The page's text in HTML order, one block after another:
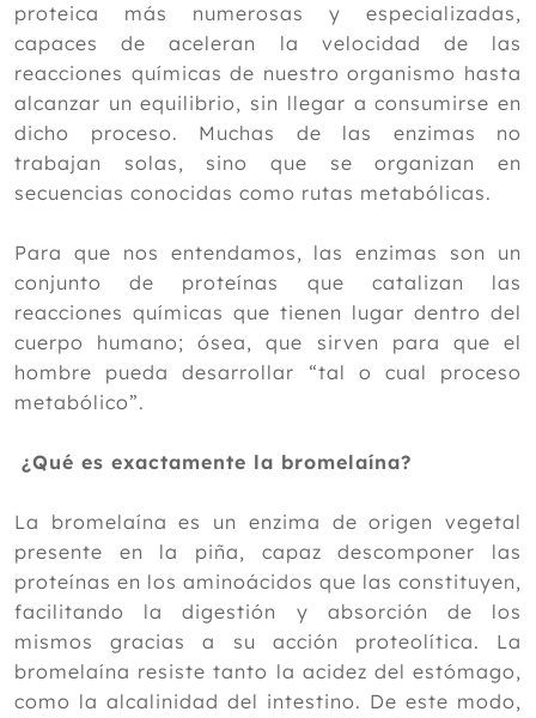
2021
2020
2019
2018
2017
2015
2014
2013
proteica más numerosas y especializadas,
capaces de aceleran la velocidad de las
reacciones químicas de nuestro organismo hasta
alcanzar un equilibrio, sin llegar a consumirse en
dicho proceso. Muchas de las enzimas no
trabajan solas, sino que se organizan en
secuencias conocidas como rutas metabólicas.
Para que nos entendamos, las enzimas son un
conjunto de proteínas que catalizan las
reacciones químicas que tienen lugar dentro del
cuerpo humano; ósea, que sirven para que el
hombre pueda desarrollar “tal o cual proceso
metabólico”.
¿Qué es exactamente la bromelaína?
La bromelaína es un enzima de origen vegetal
presente en la piña, capaz descomponer las
proteínas en los aminoácidos que las constituyen,
facilitando la digestión y absorción de los
mismos gracias a su acción proteolítica. La
bromelaína resiste tanto la acidez del estómago,
como la alcalinidad del intestino. De este modo,